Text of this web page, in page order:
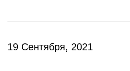
19 Сентября, 2021